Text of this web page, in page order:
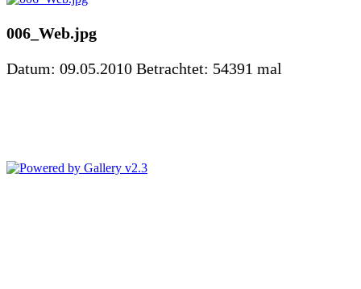
006_Web.jpg
Datum: 09.05.2010 Betrachtet: 54391 mal